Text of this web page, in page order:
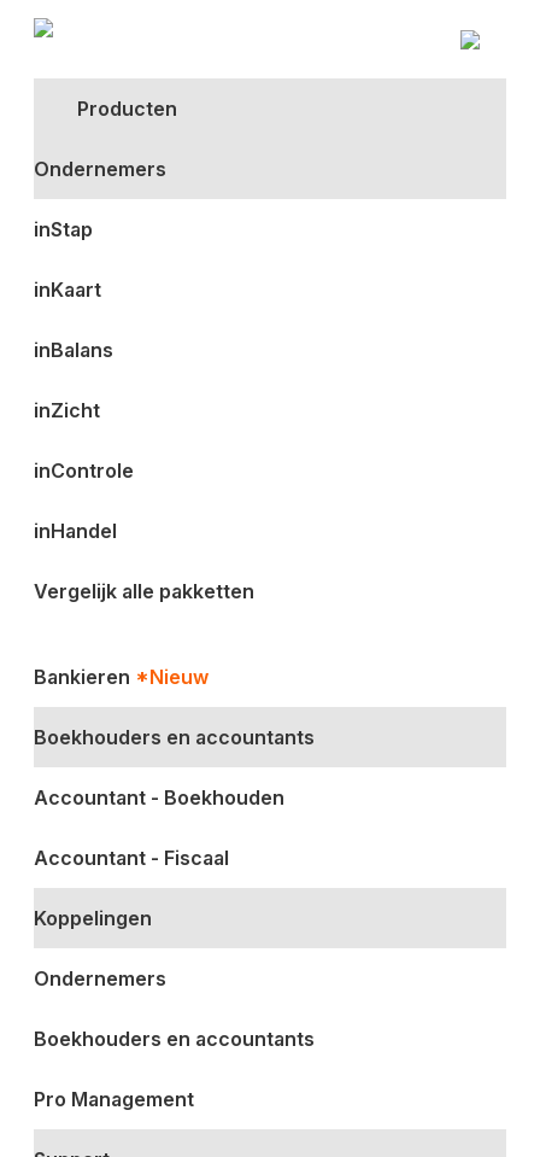
Producten
Ondernemers
inStap
inKaart
inBalans
inZicht
inControle
inHandel
Vergelijk alle pakketten
Bankieren *Nieuw
Boekhouders en accountants
Accountant - Boekhouden
Accountant - Fiscaal
Koppelingen
Ondernemers
Boekhouders en accountants
Pro Management